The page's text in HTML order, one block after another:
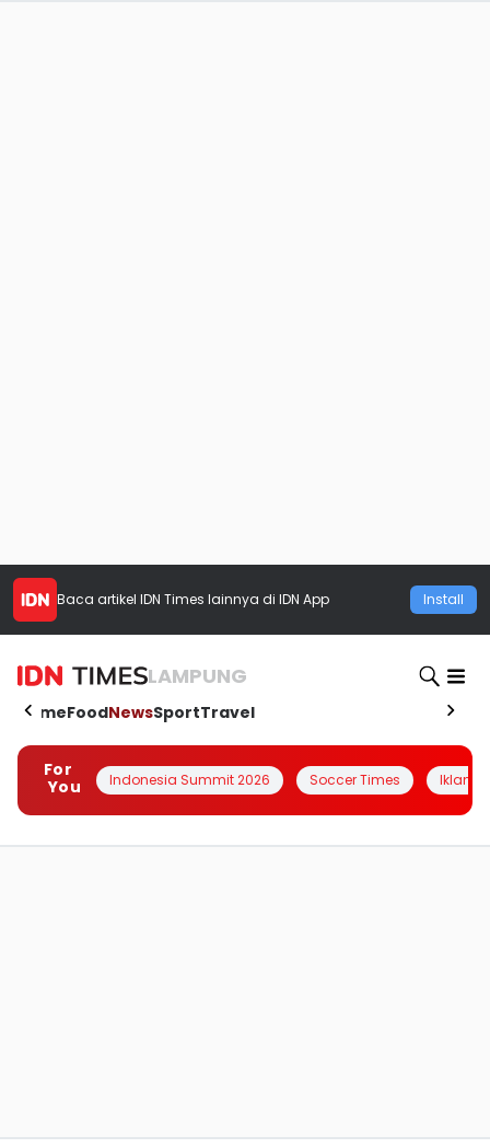
Baca artikel IDN Times lainnya di IDN App Install
LAMPUNG
HomeFoodNewsSportTravel
For
You
Indonesia Summit 2026 Soccer Times Iklanin